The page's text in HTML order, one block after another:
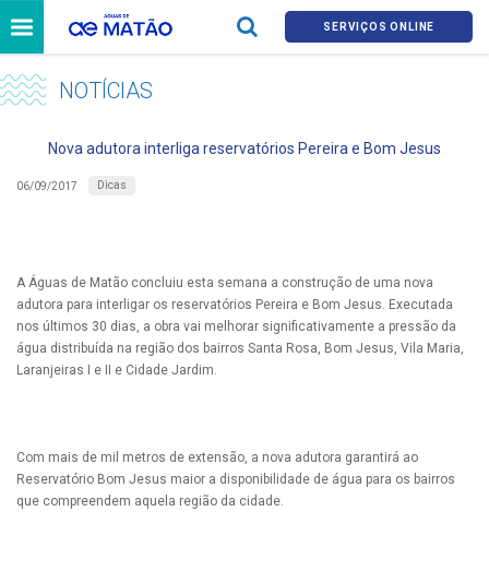
SERVIÇOS ONLINE
NOTÍCIAS
Nova adutora interliga reservatórios Pereira e Bom Jesus
06/09/2017 Dicas
A Águas de Matão concluiu esta semana a construção de uma nova
adutora para interligar os reservatórios Pereira e Bom Jesus. Executada
nos últimos 30 dias, a obra vai melhorar significativamente a pressão da
água distribuída na região dos bairros Santa Rosa, Bom Jesus, Vila Maria,
Laranjeiras I e II e Cidade Jardim.
Com mais de mil metros de extensão, a nova adutora garantirá ao
Reservatório Bom Jesus maior a disponibilidade de água para os bairros
que compreendem aquela região da cidade.